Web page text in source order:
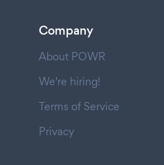
Company
About POWR
We're hiring!
Terms of Service
Privacy